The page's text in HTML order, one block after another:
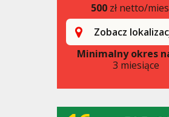
500zł netto/
Zobacz
Minimalny okres
3 miesiące